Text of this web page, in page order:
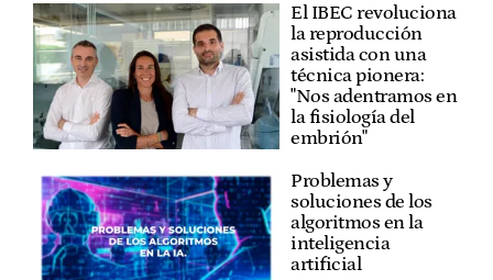
El IBEC revoluciona
la reproducción
asistida con una
técnica pionera:
"Nos adentramos en
la fisiología del
embrión"
Problemas y
soluciones de los
algoritmos en la
inteligencia
artificial